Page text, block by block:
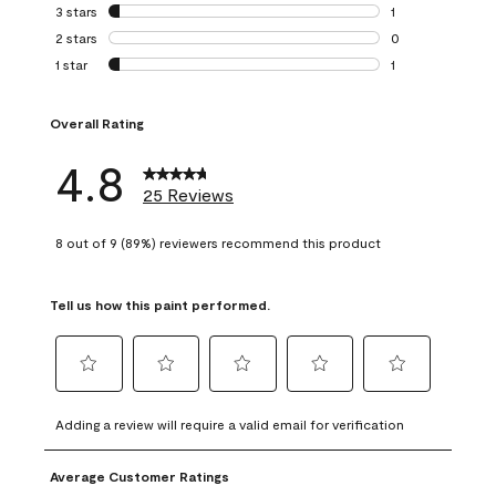
0 reviews with 4
3 stars stars
1
1 review with 3
2 stars stars
0
0 reviews with 2
1 star stars
1
Overall Rating
4.8 25 Reviews
8 out of 9 (89%) reviewers recommend this product
Tell us how this paint performed.
to
rate
the
item
to
rate
the
to
rate
the
item
to
rate
to
rate
Adding a review will require a valid email for verification
Average Customer Ratings